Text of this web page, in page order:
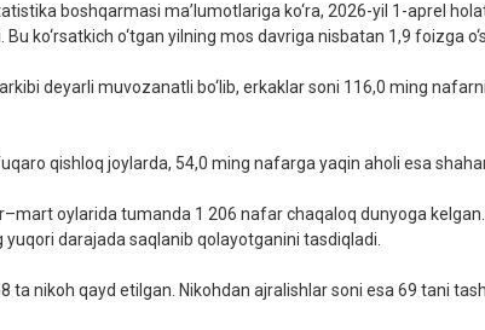
boshqarmasi ma’lumotlariga ko‘ra, 2026-yil 1-aprel
ko‘rsatkich o‘tgan yilning mos davriga nisbatan 1,9 foizga
deyarli muvozanatli bo‘lib, erkaklar soni 116,0 ming
qishloq joylarda, 54,0 ming nafarga yaqin aholi esa
oylarida tumanda 1 206 nafar chaqaloq dunyoga
yuqori darajada saqlanib qolayotganini tasdiqladi.
ta nikoh qayd etilgan. Nikohdan ajralishlar soni esa 69 tani